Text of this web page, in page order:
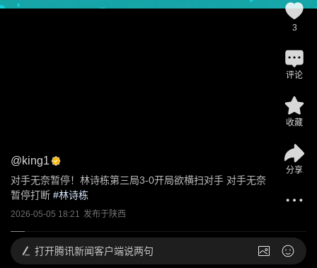
@king1
对手无奈暂停！林诗栋第三局3-0开局欲横扫对手 对手无奈
暂停打断 #林诗栋
2026-05-05 18:21 发布于陕西
3
评论
收藏
分享
打开腾讯新闻客户端说两句